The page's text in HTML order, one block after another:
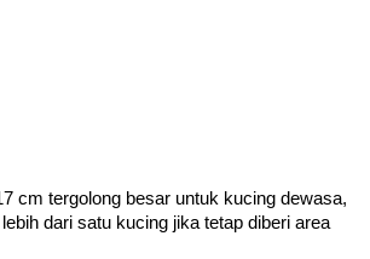
cm tergolong besar untuk kucing dewasa,
dari satu kucing jika tetap diberi area